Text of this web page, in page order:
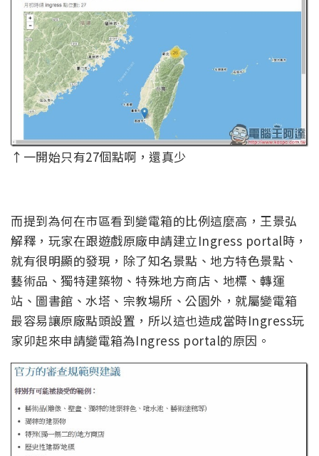
↑一開始只有27個點啊，還真少
而提到為何在市區看到變電箱的比例這麼高，王景弘
解釋，玩家在跟遊戲原廠申請建立Ingress portal時，
就有很明顯的發現，除了知名景點、地方特色景點、
藝術品、獨特建築物、特殊地方商店、地標、轉運
站、圖書館、水塔、宗教場所、公園外，就屬變電箱
最容易讓原廠點頭設置，所以這也造成當時Ingress玩
家卯起來申請變電箱為Ingress portal的原因。